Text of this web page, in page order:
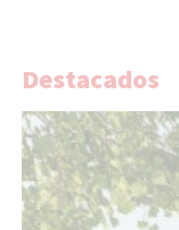
Destacados